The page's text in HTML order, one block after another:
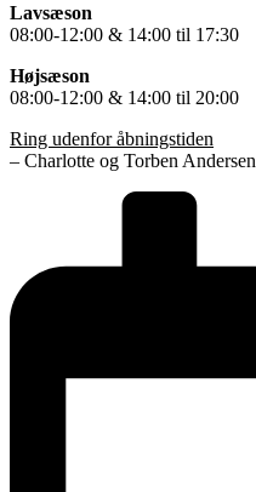
Lavsæson
08:00-12:00 & 14:00 til 17:30
Højsæson
08:00-12:00 & 14:00 til 20:00
Ring udenfor åbningstiden
– Charlotte og Torben Andersen